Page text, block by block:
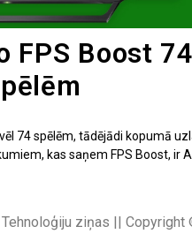
FPS Boost 74
74 spēlēm, tādējādi kopumā
kas saņem FPS Boost, ir
ziņas ||